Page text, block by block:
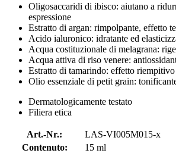
Oligosaccaridi di ibisco: aiutano a
espressione
Estratto di argan: rimpolpante, effetto
Acido ialuronico: idratante ed
Acqua costituzionale di melagrana:
Acqua attiva di riso venere:
Estratto di tamarindo: effetto riempitivo
Olio essenziale di petit grain:
Dermatologicamente testato
Filiera etica
Art.-Nr.:
LAS-VI005M015-x
Contenuto:
15 ml